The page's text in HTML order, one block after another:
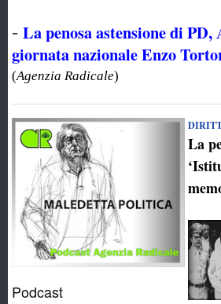
- La penosa astensione di
giornata nazionale Enzo
(Agenzia Radicale)
Podcast
La